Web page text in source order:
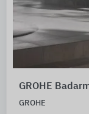
GROHE
GROHE